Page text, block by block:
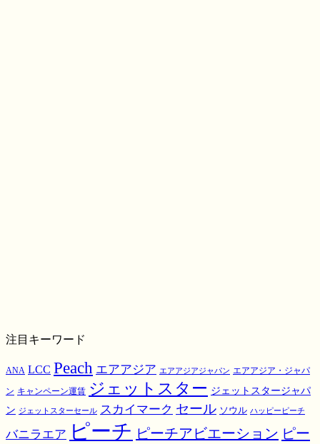
注目キーワード
ANA LCC Peach エアアジア エアアジアジャパン エアアジア・ジャパ
ン キャンペーン運賃 ジェットスター ジェットスタージャパ
ン ジェットスターセール スカイマーク セール ソウル ハッピーピーチ
バニラエア ピーチ ピーチアビエーション ピー